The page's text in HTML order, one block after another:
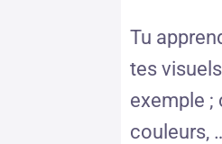
Tu
tes
exemple ;
couleurs,